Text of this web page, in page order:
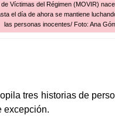
de Víctimas del Régimen (MOVIR)
el día de ahora se mantiene
las personas inocentes/ Foto: Ana
tres historias de
excepción.